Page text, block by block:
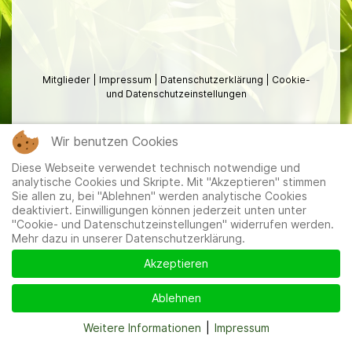
Mitglieder Impressum Datenschutzerklärung
Cookie-
und Datenschutzeinstellungen
Wir benutzen Cookies
Diese Webseite verwendet technisch notwendige und
analytische Cookies und Skripte. Mit "Akzeptieren" stimmen
Sie allen zu, bei "Ablehnen" werden analytische Cookies
deaktiviert. Einwilligungen können jederzeit unten unter
"Cookie- und Datenschutzeinstellungen" widerrufen werden.
Mehr dazu in unserer Datenschutzerklärung.
Akzeptieren
Ablehnen
Weitere Informationen Impressum